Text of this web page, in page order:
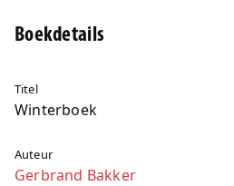
Boekdetails
Titel
Winterboek
Auteur
Gerbrand Bakker